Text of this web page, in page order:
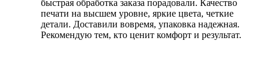
быстрая обработка заказа порадовали. Качество
печати на высшем уровне, яркие цвета, четкие
детали. Доставили вовремя, упаковка надежная.
Рекомендую тем, кто ценит комфорт и результат.